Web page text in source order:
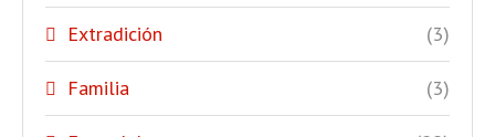
Extradición (3)
Familia (3)